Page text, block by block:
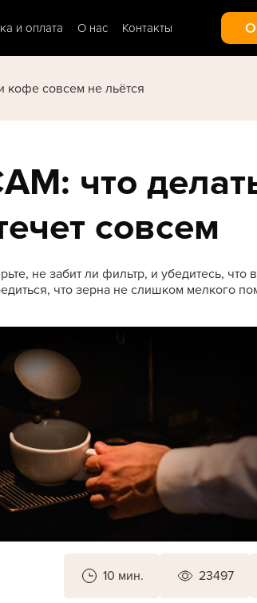
и оплата О нас Контакты
кофе совсем не льётся
что
совсем
не забит ли фильтр, и убедитесь, что
что зерна не слишком мелкого
10 мин. 23497